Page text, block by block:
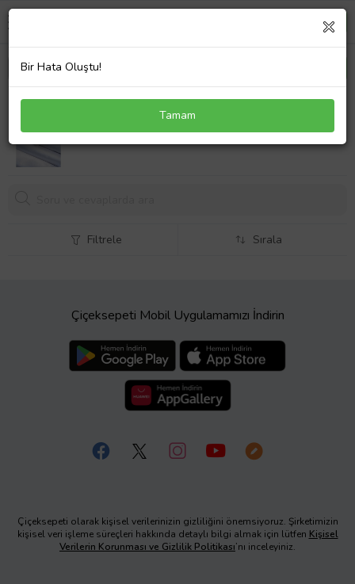
316L Çelik Zincir Gümüş Renk Lila Zirkon Taşlı Tarot
Filtrele Sırala
Çiçeksepeti Mobil Uygulamamızı İndirin
Çiçeksepeti olarak kişisel verilerinizin gizliliğini önemsiyoruz. Şirketimizin
kişisel veri işleme süreçleri hakkında detaylı bilgi almak için lütfen Kişisel
Verilerin Korunması ve Gizlilik Politikası’nı inceleyiniz.
Bir Hata Oluştu!
Tamam